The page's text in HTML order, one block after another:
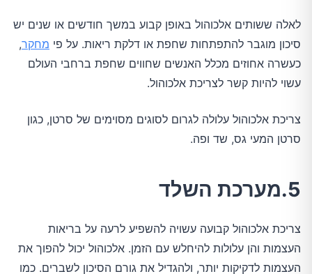
לאלה ששותים אלכוהול באופן קבוע במשך חודשים או שנים יש
סיכון מוגבר להתפתחות שחפת או דלקת ריאות. על פי מחקר,
כעשרה אחוזים מכלל האנשים שחווים שחפת ברחבי העולם
עשוי להיות קשר לצריכת אלכוהול.
צריכת אלכוהול עלולה לגרום לסוגים מסוימים של סרטן, כגון
סרטן המעי גס, שד ופה.
5.מערכת השלד
צריכת אלכוהול קבועה עשויה להשפיע לרעה על בריאות
העצמות והן עלולות להיחלש עם הזמן. אלכוהול יכול להפוך את
העצמות לדקיקות יותר, ולהגדיל את גורם הסיכון לשברים. כמו